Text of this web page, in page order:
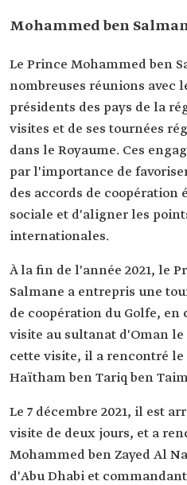
Mohammed ben
Le Prince Mohammed ben
nombreuses réunions avec
présidents des pays de la
visites et de ses tournées
dans le Royaume. Ces
par l'importance de
des accords de
sociale et d'aligner les
internationales.
À la fin de l'année 2021, le
Salmane a entrepris une
de coopération du Golfe,
visite au sultanat d'Oman le
cette visite, il a rencontré
Haïtham ben Tariq ben
Le 7 décembre 2021, il est
visite de deux jours, et a
Mohammed ben Zayed Al
d'Abu Dhabi et